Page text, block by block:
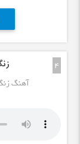
4
آهنگ